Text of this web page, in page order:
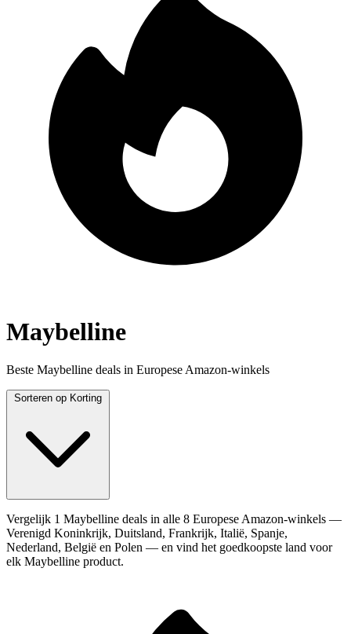
Maybelline
Beste Maybelline deals in Europese Amazon-winkels
Sorteren op Korting
Vergelijk 1 Maybelline deals in alle 8 Europese Amazon-winkels —
Verenigd Koninkrijk, Duitsland, Frankrijk, Italië, Spanje,
Nederland, België en Polen — en vind het goedkoopste land voor
elk Maybelline product.